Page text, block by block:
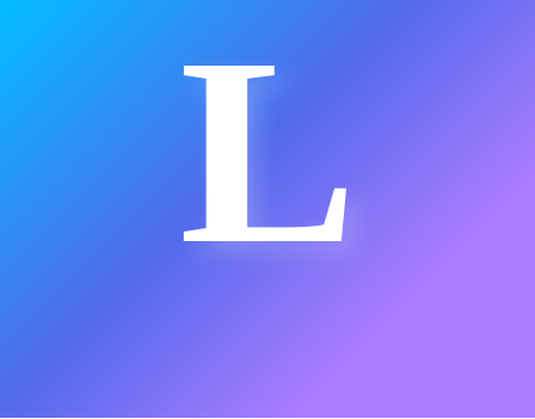
L